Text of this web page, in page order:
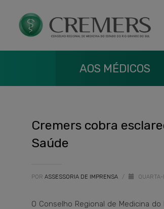
AOS MÉDICOS
Cremers cobra
Saúde
POR ASSESSORIA DE IMPRENSA /
O Conselho Regional de Medicina